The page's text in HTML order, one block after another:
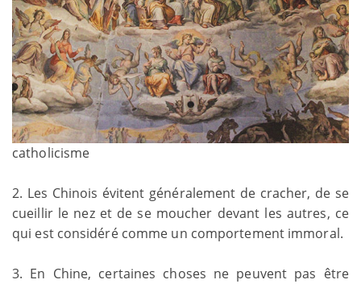
catholicisme
2. Les Chinois évitent généralement de cracher, de se
cueillir le nez et de se moucher devant les autres, ce
qui est considéré comme un comportement immoral.
3. En Chine, certaines choses ne peuvent pas être